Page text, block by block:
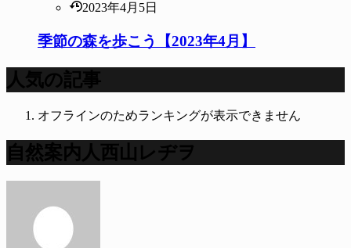
2023年4月5日
季節の森を歩こう【2023年4月】
人気の記事
オフラインのためランキングが表示できません
自然案内人西山レヂヲ